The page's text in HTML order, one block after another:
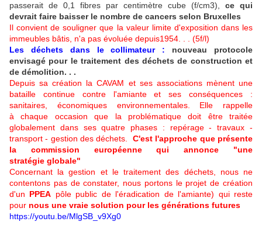
passerait de 0,1 fibres par centimètre cube (f/cm3), ce qui
devrait faire baisser le nombre de cancers selon Bruxelles
Il convient de souligner que la valeur limite d'exposition dans les
immeubles bâtis, n'a pas évoluée depuis1954. . . (5f/l)
Les déchets dans le collimateur : nouveau protocole
envisagé pour le traitement des déchets de construction et
de démolition. . .
Depuis sa création la CAVAM et ses associations mènent une
bataille continue contre l'amiante et ses conséquences :
sanitaires, économiques environnementales. Elle rappelle
à chaque occasion que la problématique doit être traitée
globalement dans ses quatre phases : repérage - travaux -
transport - gestion des déchets. ​​​​​​​ C'est l'approche que présente
la commission européenne qui annonce "une
stratégie globale"
Concernant la gestion et le traitement des déchets, nous ne
contentons pas de constater, nous portons le projet de création
d'un PPEA pôle public de l'éradication de l'amiante) qui reste
pour nous une vraie solution pour les générations futures
https://youtu.be/MlgSB_v9Xg0